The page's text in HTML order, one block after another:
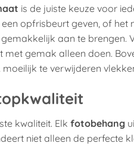
is de juiste keuze voor
opfrisbeurt geven, of
gemakkelijk aan te brengen.
gemak alleen doen.
te verwijderen
kwaliteit. Elk fotobehang
niet alleen de perfecte